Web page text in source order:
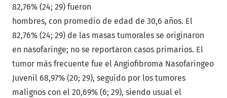
82,76% (24; 29) fueron
hombres, con promedio de edad de 30,6 años. El
82,76% (24; 29) de las masas tumorales se originaron
en nasofaringe; no se reportaron casos primarios. El
tumor más frecuente fue el Angiofibroma Nasofaringeo
Juvenil 68,97% (20; 29), seguido por los tumores
malignos con el 20,69% (6; 29), siendo usual el